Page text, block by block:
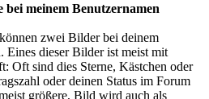
meinem Benutzernamen
zwei Bilder bei deinem
Eines dieser Bilder ist meist mit
Oft sind dies Sterne, Kästchen oder
oder deinen Status im Forum
größere, Bild wird auch als